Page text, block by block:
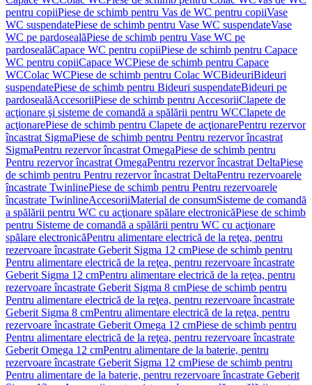
pentru copiiPiese de schimb pentru Vas de WC pentru copiiVase
WC suspendatePiese de schimb pentru Vase WC suspendateVase
WC pe pardosealăPiese de schimb pentru Vase WC pe
pardosealăCapace WC pentru copiiPiese de schimb pentru Capace
WC pentru copiiCapace WCPiese de schimb pentru Capace
WCColac WCPiese de schimb pentru Colac WCBideuriBideuri
suspendatePiese de schimb pentru Bideuri suspendateBideuri pe
pardosealăAccesoriiPiese de schimb pentru AccesoriiClapete de
acţionare şi sisteme de comandă a spălării pentru WCClapete de
acţionarePiese de schimb pentru Clapete de acţionarePentru rezervor
încastrat SigmaPiese de schimb pentru Pentru rezervor încastrat
SigmaPentru rezervor încastrat OmegaPiese de schimb pentru
Pentru rezervor încastrat OmegaPentru rezervor încastrat DeltaPiese
de schimb pentru Pentru rezervor încastrat DeltaPentru rezervoarele
încastrate TwinlinePiese de schimb pentru Pentru rezervoarele
încastrate TwinlineAccesoriiMaterial de consumSisteme de comandă
a spălării pentru WC cu acţionare spălare electronicăPiese de schimb
pentru Sisteme de comandă a spălării pentru WC cu acţionare
spălare electronicăPentru alimentare electrică de la reţea, pentru
rezervoare încastrate Geberit Sigma 12 cmPiese de schimb pentru
Pentru alimentare electrică de la reţea, pentru rezervoare încastrate
Geberit Sigma 12 cmPentru alimentare electrică de la reţea, pentru
rezervoare încastrate Geberit Sigma 8 cmPiese de schimb pentru
Pentru alimentare electrică de la reţea, pentru rezervoare încastrate
Geberit Sigma 8 cmPentru alimentare electrică de la reţea, pentru
rezervoare încastrate Geberit Omega 12 cmPiese de schimb pentru
Pentru alimentare electrică de la reţea, pentru rezervoare încastrate
Geberit Omega 12 cmPentru alimentare de la baterie, pentru
rezervoare încastrate Geberit Sigma 12 cmPiese de schimb pentru
Pentru alimentare de la baterie, pentru rezervoare încastrate Geberit